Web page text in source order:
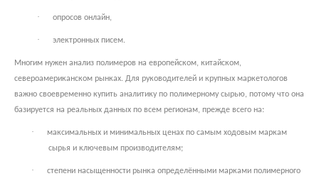
· опросов онлайн,
· электронных писем.
Многим нужен анализ полимеров на европейском, китайском,
североамериканском рынках. Для руководителей и крупных маркетологов
важно своевременно купить аналитику по полимерному сырью, потому что она
базируется на реальных данных по всем регионам, прежде всего на:
·
максимальных и минимальных ценах по самым ходовым маркам
сырья и ключевым производителям;
·
степени насыщенности рынка определёнными марками полимерного